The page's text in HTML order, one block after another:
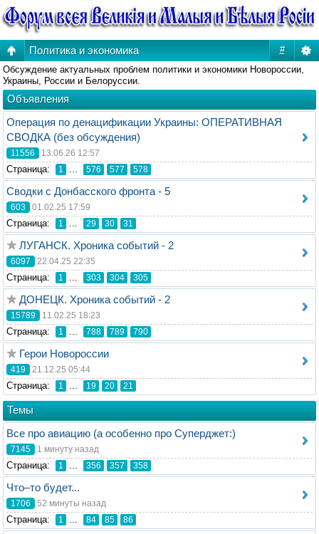
#
Политика и экономика
Обсуждение актуальных проблем политики и экономики Новороссии,
Украины, России и Белоруссии.
Объявления
Операция по денацификации Украины: ОПЕРАТИВНАЯ
СВОДКА (без обсуждения)
11556 13.06.26 12:57
Стрaница: 1 576 577 578
Сводки с Донбасского фронта - 5
603 01.02.25 17:59
Стрaница: 1 29 30 31
ЛУГАНСК. Хроника событий - 2
6097 22.04.25 22:35
Стрaница: 1 303 304 305
ДОНЕЦК. Хроника событий - 2
15789 11.02.25 18:23
Стрaница: 1 788 789 790
Герои Новороссии
419 21.12.25 05:44
Стрaница: 1 19 20 21
Темы
Все про авиацию (а особенно про Суперджет:)
7145 1 минуту назад
Стрaница: 1 356 357 358
Что–то будет...
1706 52 минуты назад
Стрaница: 1 84 85 86